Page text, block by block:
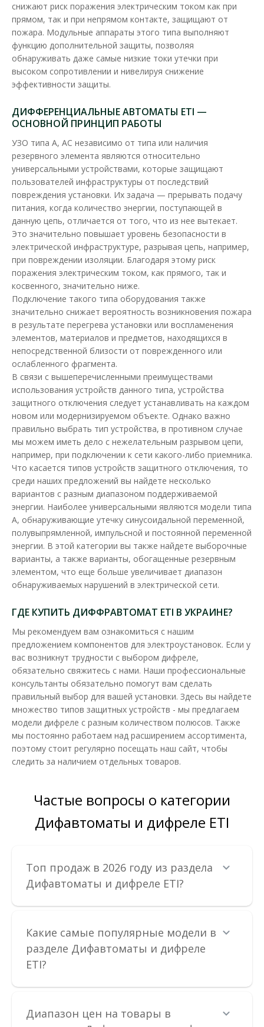
Дифреле ЕТІ EFI-P2 2P 25А 30мА тип AC 10kA
Доступность: В наличии
Отправка до 5 рабочих дней
Дифференцированные реле УЗО (УЗО) ETI серии EFI
применяются в целях защиты от поражения электрически..
2 351.29 грн
В КОРЗИНУ
В сравнения
В закладки
Дифреле ЕТІ EFI-P4 4P 25А 100мА тип AC 10kA
Доступность: В наличии
Дифференцированные реле УЗО (УЗО) ETI серии EFI
применяются в целях защиты от поражения электрически..
2 723.94 грн
В КОРЗИНУ
В сравнения
В закладки
снижают риск поражения электрическим током как при
прямом, так и при непрямом контакте, защищают от
пожара. Модульные аппараты этого типа выполняют
функцию дополнительной защиты, позволяя
обнаруживать даже самые низкие токи утечки при
высоком сопротивлении и нивелируя снижение
эффективности защиты.
ДИФФЕРЕНЦИАЛЬНЫЕ АВТОМАТЫ ETI —
ОСНОВНОЙ ПРИНЦИП РАБОТЫ
УЗО типа А, АС независимо от типа или наличия
резервного элемента являются относительно
универсальными устройствами, которые защищают
пользователей инфраструктуры от последствий
повреждения установки. Их задача — прерывать подачу
питания, когда количество энергии, поступающей в
данную цепь, отличается от того, что из нее вытекает.
Это значительно повышает уровень безопасности в
электрической инфраструктуре, разрывая цепь, например,
при повреждении изоляции. Благодаря этому риск
поражения электрическим током, как прямого, так и
косвенного, значительно ниже.
Подключение такого типа оборудования также
значительно снижает вероятность возникновения пожара
в результате перегрева установки или воспламенения
элементов, материалов и предметов, находящихся в
непосредственной близости от поврежденного или
ослабленного фрагмента.
В связи с вышеперечисленными преимуществами
использования устройств данного типа, устройства
защитного отключения следует устанавливать на каждом
новом или модернизируемом объекте. Однако важно
правильно выбрать тип устройства, в противном случае
мы можем иметь дело с нежелательным разрывом цепи,
например, при подключении к сети какого-либо приемника.
Что касается типов устройств защитного отключения, то
среди наших предложений вы найдете несколько
вариантов с разным диапазоном поддерживаемой
энергии. Наиболее универсальными являются модели типа
А, обнаруживающие утечку синусоидальной переменной,
полувыпрямленной, импульсной и постоянной переменной
энергии. В этой категории вы также найдете выборочные
варианты, а также варианты, обогащенные резервным
элементом, что еще больше увеличивает диапазон
обнаруживаемых нарушений в электрической сети.
ГДЕ КУПИТЬ ДИФФРАВТОМАТ ETI В УКРАИНЕ?
Мы рекомендуем вам ознакомиться с нашим
предложением компонентов для электроустановок. Если у
вас возникнут трудности с выбором дифреле,
обязательно свяжитесь с нами. Наши профессиональные
консультанты обязательно помогут вам сделать
правильный выбор для вашей установки. Здесь вы найдете
множество типов защитных устройств - мы предлагаем
модели дифреле с разным количеством полюсов. Также
мы постоянно работаем над расширением ассортимента,
поэтому стоит регулярно посещать наш сайт, чтобы
следить за наличием отдельных товаров.
Частые вопросы о категории
Дифавтоматы и дифреле ETI
Топ продаж в 2026 году из раздела
Дифавтоматы и дифреле ETI?
Какие самые популярные модели в
разделе Дифавтоматы и дифреле
ETI?
Диапазон цен на товары в